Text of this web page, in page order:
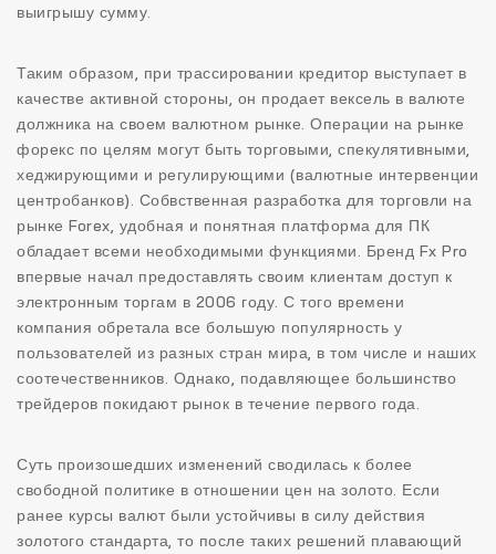
выигрышу сумму.
Таким образом, при трассировании кредитор выступает в
качестве активной стороны, он продает вексель в валюте
должника на своем валютном рынке. Операции на рынке
форекс по целям могут быть торговыми, спекулятивными,
хеджирующими и регулирующими (валютные интервенции
центробанков). Собвственная разработка для торговли на
рынке Forex, удобная и понятная платформа для ПК
обладает всеми необходимыми функциями. Бренд Fx Pro
впервые начал предоставлять своим клиентам доступ к
электронным торгам в 2006 году. С того времени
компания обретала все большую популярность у
пользователей из разных стран мира, в том числе и наших
соотечественников. Однако, подавляющее большинство
трейдеров покидают рынок в течение первого года.
Суть произошедших изменений сводилась к более
свободной политике в отношении цен на золото. Если
ранее курсы валют были устойчивы в силу действия
золотого стандарта, то после таких решений плавающий